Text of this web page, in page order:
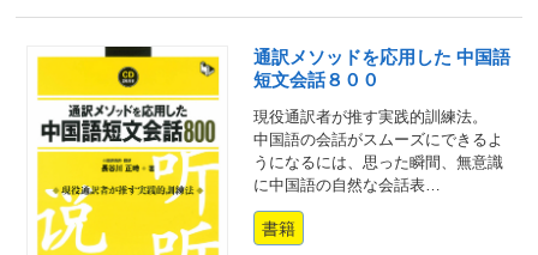
通訳メソッドを応用した 中国語
短文会話８００
現役通訳者が推す実践的訓練法。
中国語の会話がスムーズにできるよ
うになるには、思った瞬間、無意識
に中国語の自然な会話表…
書籍